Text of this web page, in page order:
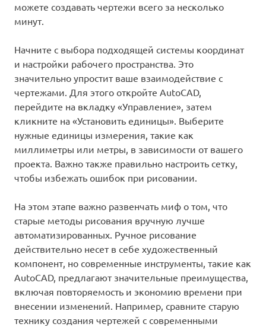
можете создавать чертежи всего за несколько
минут.
Начните с выбора подходящей системы координат
и настройки рабочего пространства. Это
значительно упростит ваше взаимодействие с
чертежами. Для этого откройте AutoCAD,
перейдите на вкладку «Управление», затем
кликните на «Установить единицы». Выберите
нужные единицы измерения, такие как
миллиметры или метры, в зависимости от вашего
проекта. Важно также правильно настроить сетку,
чтобы избежать ошибок при рисовании.
На этом этапе важно развенчать миф о том, что
старые методы рисования вручную лучше
автоматизированных. Ручное рисование
действительно несет в себе художественный
компонент, но современные инструменты, такие как
AutoCAD, предлагают значительные преимущества,
включая повторяемость и экономию времени при
внесении изменений. Например, сравните старую
технику создания чертежей с современными